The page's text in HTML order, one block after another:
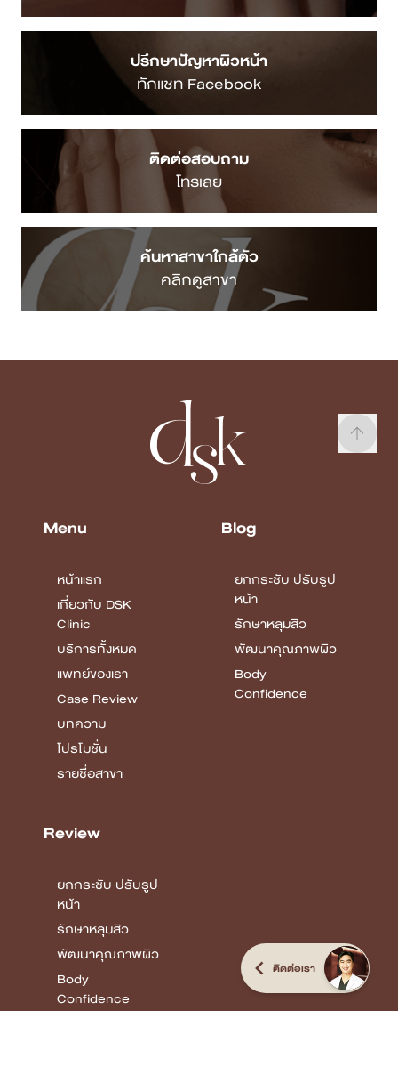
ปรึกษาปัญหาผิวหน้า
ทักแชท Facebook
ติดต่อสอบถาม
โทรเลย
ค้นหาสาขาใกล้ตัว
คลิกดูสาขา
Menu
หน้าแรก
เกี่ยวกับ DSK
Clinic
บริการทั้งหมด
แพทย์ของเรา
Case Review
บทความ
โปรโมชั่น
รายชื่อสาขา
Blog
ยกกระชับ ปรับรูป
หน้า
รักษาหลุมสิว
พัฒนาคุณภาพผิว
Body
Confidence
Review
ยกกระชับ ปรับรูป
หน้า
รักษาหลุมสิว
พัฒนาคุณภาพผิว
Body
Confidence
ติดต่อเรา